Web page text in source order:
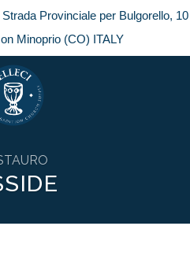
Provinciale per Bulgorello, 10
Minoprio (CO) ITALY